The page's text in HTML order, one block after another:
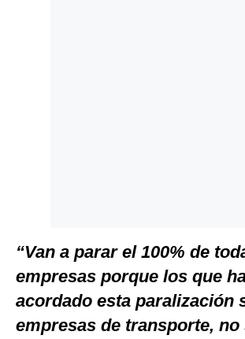
“Van a parar el 100% de
empresas porque los que
acordado esta paralización
empresas de transporte, no